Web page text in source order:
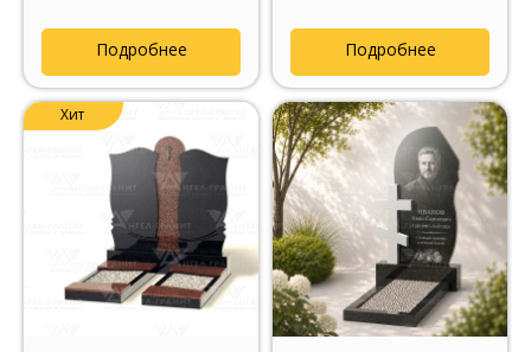
Подробнее
использованием вставок из
цветного гранита. В
представленном варианте
используется гранит Aurora с
выразительной чёрно-
красной природной
текстурой.
Подробнее
Хит